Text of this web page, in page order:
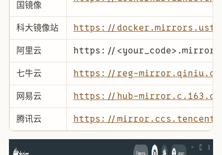
国镜像
科大镜像站
https://
阿里云
https://
七牛云
https://reg-
网易云
https://hub-
腾讯云
https://